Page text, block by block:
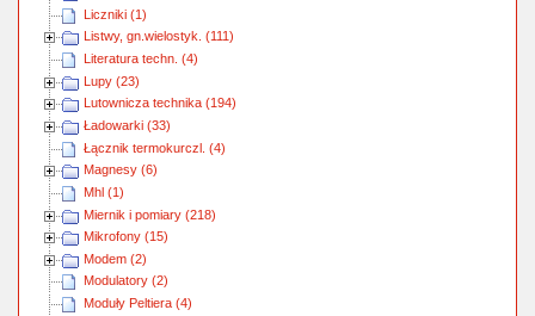
Liczniki (1)
Listwy, gn.wielostyk. (111)
Literatura techn. (4)
Lupy (23)
Lutownicza technika (194)
Ładowarki (33)
Łącznik termokurczl. (4)
Magnesy (6)
Mhl (1)
Miernik i pomiary (218)
Mikrofony (15)
Modem (2)
Modulatory (2)
Moduły Peltiera (4)